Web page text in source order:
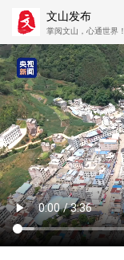
文山发布
掌阅文山，心通世界！
新闻
飞卡阅读
媒体看文山
康养
民族